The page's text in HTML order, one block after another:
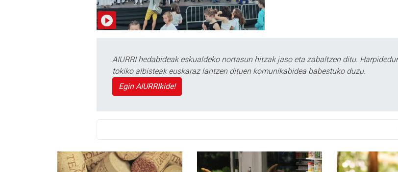
AIURRI hedabideak eskualdeko nortasun hitzak jaso eta zabaltzen ditu.
tokiko albisteak euskaraz lantzen dituen komunikabidea babestuko duzu.
Egin AIURRIkide!